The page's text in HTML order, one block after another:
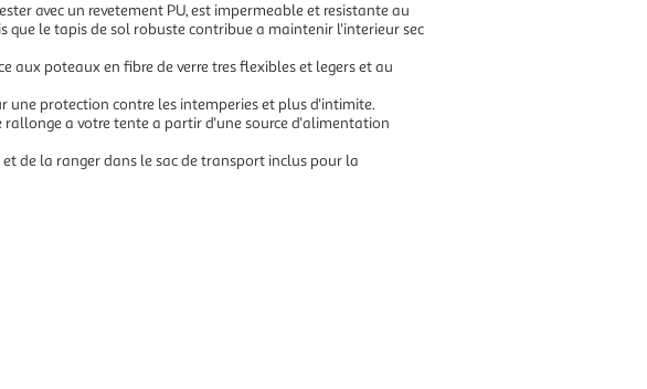
avec un revetement PU, est impermeable et resistante au
le tapis de sol robuste contribue a maintenir l'interieur sec
aux poteaux en fibre de verre tres flexibles et legers et au
protection contre les intemperies et plus d'intimite.
a votre tente a partir d'une source d'alimentation
de la ranger dans le sac de transport inclus pour la